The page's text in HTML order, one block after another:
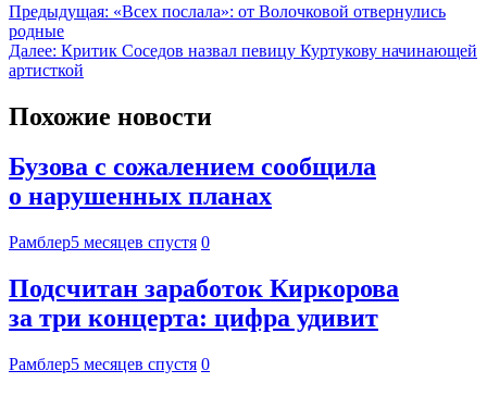
Предыдущая: «Всех послала»: от Волочковой отвернулись
родные
Далее: Критик Соседов назвал певицу Куртукову начинающей
артисткой
Похожие новости
Бузова с сожалением сообщила
о нарушенных планах
Рамблер5 месяцев спустя 0
Подсчитан заработок Киркорова
за три концерта: цифра удивит
Рамблер5 месяцев спустя 0